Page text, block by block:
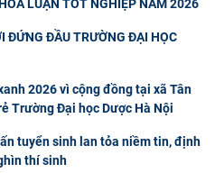
LUẬN TỐT NGHIỆP NĂM 2026
ĐỨNG ĐẦU TRƯỜNG ĐẠI HỌC
2026 vì cộng đồng tại xã Tân
Trường Đại học Dược Hà Nội
tuyển sinh lan tỏa niềm tin, định
thí sinh